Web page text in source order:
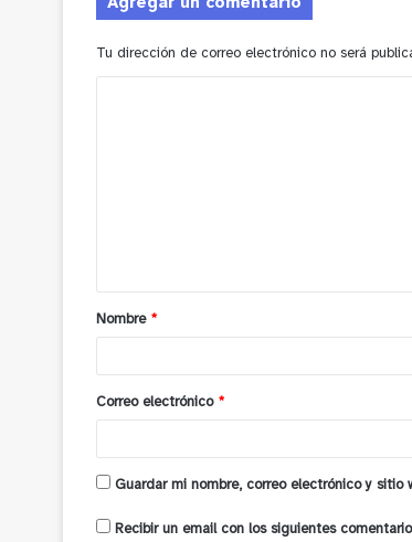
Agregar un comentario
Tu dirección de correo electrónico no será
a
r
*
Nombre *
Correo electrónico *
Guardar mi nombre, correo electrónico y sitio
Recibir un email con los siguientes